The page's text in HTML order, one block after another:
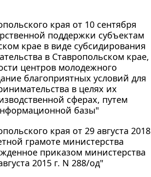
края от 10 сентября
поддержки субъектам
крае в виде субсидирования
в Ставропольском крае,
центров молодежного
благоприятных условий для
в целях их
сферах, путем
базы"
края от 29 августа 2018
грамоте министерства
приказом министерства
2015 г. N 288/од"